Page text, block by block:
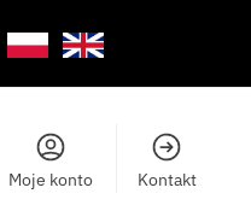
Moje konto Kontakt